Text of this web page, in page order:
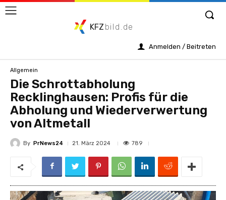
KFZ bild.de
Anmelden / Beitreten
Allgemein
Die Schrottabholung
Recklinghausen: Profis für die
Abholung und Wiederverwertung
von Altmetall
By PrNews24 21. März 2024 789